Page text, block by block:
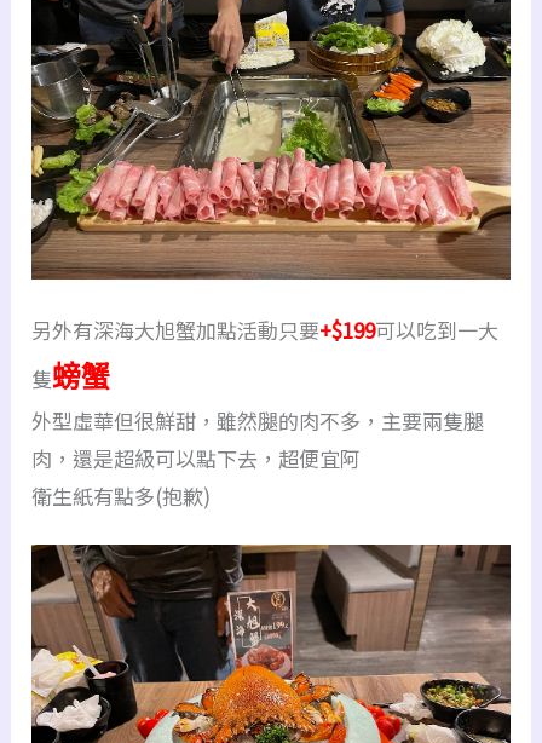
另外有深海大旭蟹加點活動只要+$199可以吃到一大
隻螃蟹
外型虛華但很鮮甜，雖然腿的肉不多，主要兩隻腿
肉，還是超級可以點下去，超便宜阿
衛生紙有點多(抱歉)